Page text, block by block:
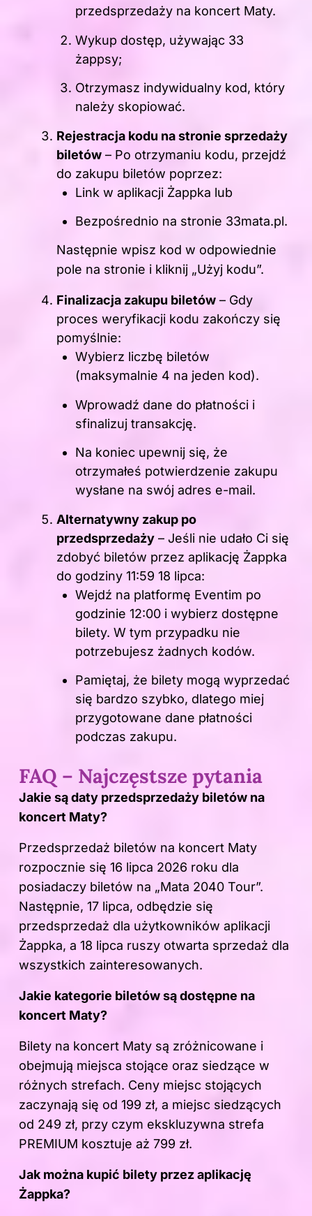
przedsprzedaży na koncert Maty.
Wykup dostęp, używając 33
żappsy;
Otrzymasz indywidualny kod, który
należy skopiować.
Rejestracja kodu na stronie sprzedaży
biletów – Po otrzymaniu kodu, przejdź
do zakupu biletów poprzez:
Link w aplikacji Żappka lub
Bezpośrednio na stronie 33mata.pl.
Następnie wpisz kod w odpowiednie
pole na stronie i kliknij „Użyj kodu”.
Finalizacja zakupu biletów – Gdy
proces weryfikacji kodu zakończy się
pomyślnie:
Wybierz liczbę biletów
(maksymalnie 4 na jeden kod).
Wprowadź dane do płatności i
sfinalizuj transakcję.
Na koniec upewnij się, że
otrzymałeś potwierdzenie zakupu
wysłane na swój adres e-mail.
Alternatywny zakup po
przedsprzedaży – Jeśli nie udało Ci się
zdobyć biletów przez aplikację Żappka
do godziny 11:59 18 lipca:
Wejdź na platformę Eventim po
godzinie 12:00 i wybierz dostępne
bilety. W tym przypadku nie
potrzebujesz żadnych kodów.
Pamiętaj, że bilety mogą wyprzedać
się bardzo szybko, dlatego miej
przygotowane dane płatności
podczas zakupu.
FAQ – Najczęstsze pytania
Jakie są daty przedsprzedaży biletów na
koncert Maty?
Przedsprzedaż biletów na koncert Maty
rozpocznie się 16 lipca 2026 roku dla
posiadaczy biletów na „Mata 2040 Tour”.
Następnie, 17 lipca, odbędzie się
przedsprzedaż dla użytkowników aplikacji
Żappka, a 18 lipca ruszy otwarta sprzedaż dla
wszystkich zainteresowanych.
Jakie kategorie biletów są dostępne na
koncert Maty?
Bilety na koncert Maty są zróżnicowane i
obejmują miejsca stojące oraz siedzące w
różnych strefach. Ceny miejsc stojących
zaczynają się od 199 zł, a miejsc siedzących
od 249 zł, przy czym ekskluzywna strefa
PREMIUM kosztuje aż 799 zł.
Jak można kupić bilety przez aplikację
Żappka?